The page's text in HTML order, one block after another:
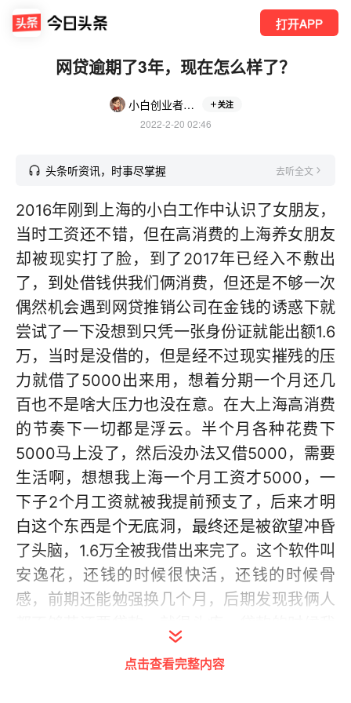
打开APP
网贷逾期了3年，现在怎么样了？
小白创业者020 关注
2022-2-20 02:46
头条听资讯，时事尽掌握 去听全文
2016年刚到上海的小白工作中认识了女朋友，
当时工资还不错，但在高消费的上海养女朋友
却被现实打了脸，到了2017年已经入不敷出
了，到处借钱供我们俩消费，但还是不够一次
偶然机会遇到网贷推销公司在金钱的诱惑下就
尝试了一下没想到只凭一张身份证就能出额1.6
万，当时是没借的，但是经不过现实摧残的压
力就借了5000出来用，想着分期一个月还几
百也不是啥大压力也没在意。在大上海高消费
的节奏下一切都是浮云。半个月各种花费下
5000马上没了，然后没办法又借5000，需要
生活啊，想想我上海一个月工资才5000，一
下子2个月工资就被我提前预支了，后来才明
白这个东西是个无底洞，最终还是被欲望冲昏
了头脑，1.6万全被我借出来完了。这个软件叫
安逸花，还钱的时候很快活，还钱的时候骨
感，前期还能勉强换几个月，后期发现我俩人
就没让女朋友知道，所以为了换这个钱也是瞒
着他，没有不漏风的墙，天不遂人愿，发工资
点击查看完整内容